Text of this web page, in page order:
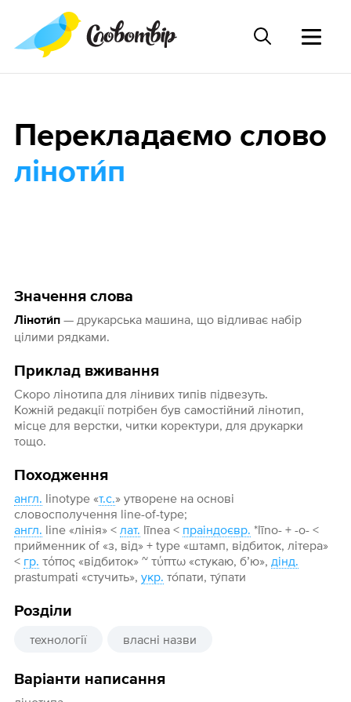
Значення слова
Ліноти́п— друкарська машина, що відливає набір
цілими рядками.
Приклад вживання
Скоро лінотипа для лінивих типів підвезуть.
Кожній редакції потрібен був самостійний лінотип,
місце для верстки, читки коректури, для друкарки
тощо.
Походження
англ. linotype «т.с.» утворене на основі
словосполучення line-of-type;
англ. line «лінія» < лат. līnea < праіндоєвр. *līno- + -o- <
прийменник of «з, від» + type «штамп, відбиток, літера»
< гр. τόπος «відбиток» ~ τύπτω «стукаю, б’ю», дінд.
prastumpati «стучить», укр. то́пати, ту́пати
Розділи
технології власні назви
Варіанти написання
Перекладаємо слово
ліноти́п